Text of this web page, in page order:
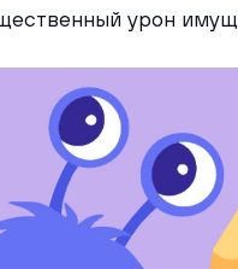
урон